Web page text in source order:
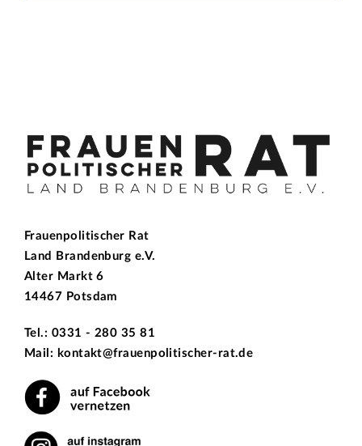
Frauenpolitischer Rat
Land Brandenburg e.V.
Alter Markt 6
14467 Potsdam
Tel.: 0331 - 280 35 81
Mail: kontakt@frauenpolitischer-rat.de